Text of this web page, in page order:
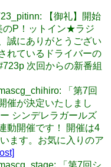
【御礼】開始
のP！ットイン★ラジ
誠にありがとうござい
れているドライバーの
次回からの新番組
「第7回
催が決定いたしまし
シンデレラガールズ
動開催です！ 開催は4
ます。お気に入りのア
「第7回シ